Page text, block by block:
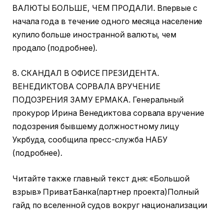
ВАЛЮТЫ БОЛЬШЕ, ЧЕМ ПРОДАЛИ. Впервые с
начала года в течение одного месяца население
купило больше иностранной валюты, чем
продало (подробнее).
8. СКАНДАЛ В ОФИСЕ ПРЕЗИДЕНТА.
ВЕНЕДИКТОВА СОРВАЛА ВРУЧЕНИЕ
ПОДОЗРЕНИЯ ЗАМУ ЕРМАКА. Генеральный
прокурор Ирина Венедиктова сорвала вручение
подозрения бывшему должностному лицу
Укрбуда, сообщила пресс-служба НАБУ
(подробнее).
Читайте также главный текст дня: «Большой
взрыв» ПриватБанка(партнер проекта)Полный
гайд по вселенной судов вокруг национализации